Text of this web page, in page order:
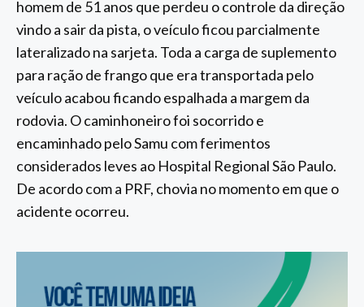
homem de 51 anos que perdeu o controle da direção
vindo a sair da pista, o veículo ficou parcialmente
lateralizado na sarjeta. Toda a carga de suplemento
para ração de frango que era transportada pelo
veículo acabou ficando espalhada a margem da
rodovia. O caminhoneiro foi socorrido e
encaminhado pelo Samu com ferimentos
considerados leves ao Hospital Regional São Paulo.
De acordo com a PRF, chovia no momento em que o
acidente ocorreu.